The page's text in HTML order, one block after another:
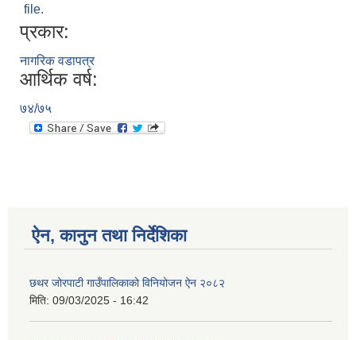
file.
प्रकार:
नागरिक वडापत्र
आर्थिक वर्ष:
७४/७५
ऐन, कानुन तथा निर्देशिका
छथर जोरपाटी गाउँपालिकाको विनियोजन ऐन २०८२
मिति: 09/03/2025 - 16:42